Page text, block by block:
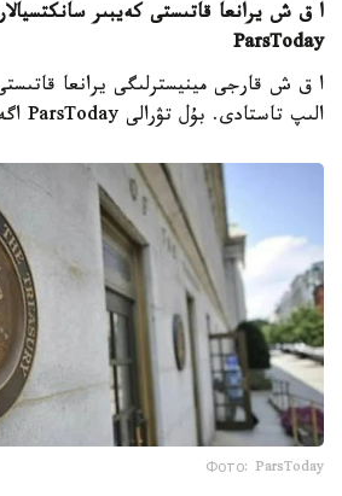
ا ق ش يرانعا قاتىستى كەيبىر
ParsToday
ا ق ش قارجى مينيسترلىگى يرانعا
الىپ تاستادى. بۇل تۋرالى ParsToday اگەنتتىگى حابارلادى.
Фото: ParsToday